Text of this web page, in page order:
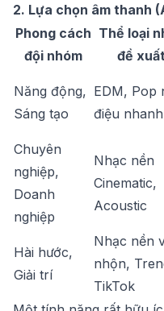
2. Lựa chọn âm thanh
Phong cách
đội nhóm
Thể loại
đề xuất
Năng động,
Sáng tạo
EDM, Pop
điệu nhanh
Chuyên
nghiệp,
Doanh
nghiệp
Nhạc nền
Cinematic,
Acoustic
Hài hước,
Giải trí
Nhạc nền
nhộn,
TikTok